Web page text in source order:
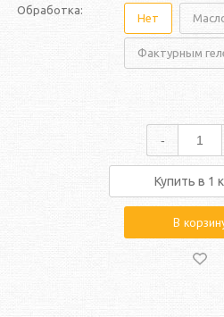
Обработка:
Нет
Фактурным
-
Купить в 1
В